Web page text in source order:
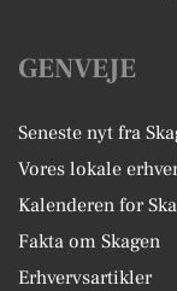
GENVEJE
Seneste nyt fra
Vores lokale
Kalenderen for
Fakta om Skagen
Erhvervsartikler